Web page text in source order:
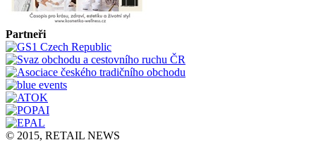
Partneři
© 2015, RETAIL NEWS